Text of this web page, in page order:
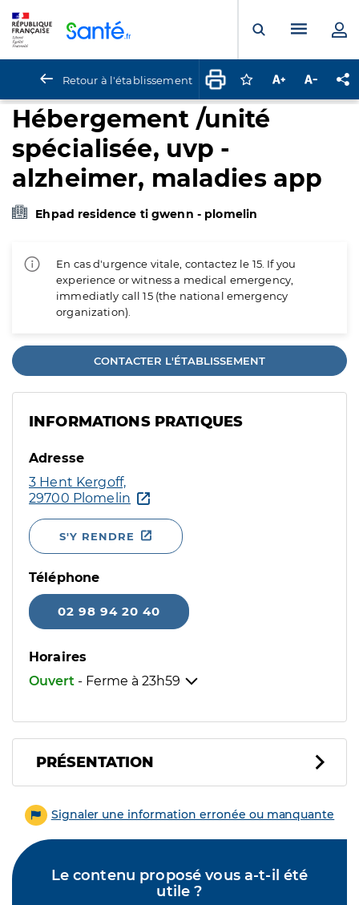
Ouvrir laMenu
Retour à l'établissement Connectez-vous
Augmenter la
Hébergement /unité
spécialisée, uvp -
alzheimer, maladies app
Ehpad residence ti gwenn - plomelin
En cas d'urgence vitale, contactez le 15. If you
experience or witness a medical emergency,
immediatly call 15 (the national emergency
organization).
CONTACTER L'ÉTABLISSEMENT
INFORMATIONS PRATIQUES
Adresse
3 Hent Kergoff,
29700 Plomelin
S'Y RENDRE
Téléphone
02 98 94 20 40
Horaires
Ouvert - Ferme à 23h59
PRÉSENTATION
Signaler une information erronée ou manquante
Le contenu proposé vous a-t-il été
utile ?